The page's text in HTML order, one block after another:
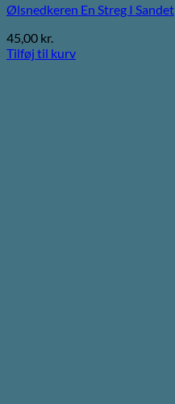
Ølsnedkeren En Streg I Sandet
45,00 kr.
Tilføj til kurv